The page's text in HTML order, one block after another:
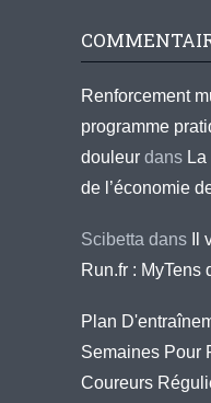
Renforcement
programme
douleur dans
de l’économie
Scibetta dans
Run.fr : MyTens
Plan
Semaines Pour
Coureurs